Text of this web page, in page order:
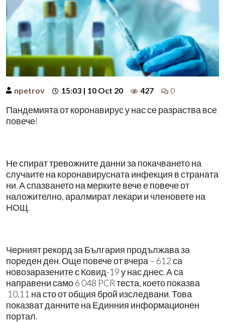
npetrov 15:03 | 10 Oct 20 427 0
Пандемията от коронавирус у нас се разраства все
повече!
Не спират тревожните данни за покачването на
случаите на коронавирусната инфекция в страната
ни. А спазването на мерките вече е повече от
наложително, аралмират лекари и членовете на
НОЩ.
Черният рекорд за България продължава за
пореден ден. Още повече от вчера – 612 са
новозаразените с Ковид-19 у нас днес. А са
направени само 6 048 PCR теста, което показва
10,11 на сто от общия брой изследвани. Това
показват данните на Единния информационен
портал.